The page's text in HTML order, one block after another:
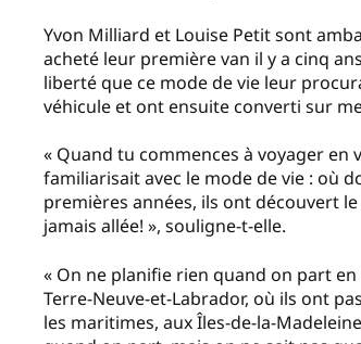
Yvon Milliard et Louise Petit sont
acheté leur première van il y a cinq
liberté que ce mode de vie leur
véhicule et ont ensuite converti sur
« Quand tu commences à voyager
familiarisait avec le mode de vie : où
premières années, ils ont découvert le
jamais allée! », souligne-t-elle.
« On ne planifie rien quand on part
Terre-Neuve-et-Labrador, où ils ont
les maritimes, aux Îles-de-la-